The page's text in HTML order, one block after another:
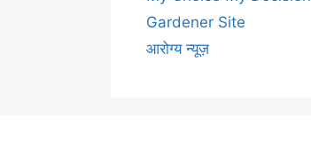
Gardener Site
आरोग्य न्यूज़